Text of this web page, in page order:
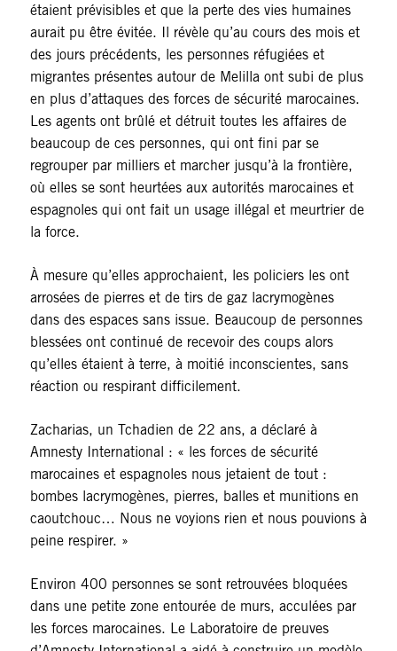
étaient prévisibles et que la perte des vies humaines
aurait pu être évitée. Il révèle qu’au cours des mois et
des jours précédents, les personnes réfugiées et
migrantes présentes autour de Melilla ont subi de plus
en plus d’attaques des forces de sécurité marocaines.
Les agents ont brûlé et détruit toutes les affaires de
beaucoup de ces personnes, qui ont fini par se
regrouper par milliers et marcher jusqu’à la frontière,
où elles se sont heurtées aux autorités marocaines et
espagnoles qui ont fait un usage illégal et meurtrier de
la force.
À mesure qu’elles approchaient, les policiers les ont
arrosées de pierres et de tirs de gaz lacrymogènes
dans des espaces sans issue. Beaucoup de personnes
blessées ont continué de recevoir des coups alors
qu’elles étaient à terre, à moitié inconscientes, sans
réaction ou respirant difficilement.
Zacharias, un Tchadien de 22 ans, a déclaré à
Amnesty International : « les forces de sécurité
marocaines et espagnoles nous jetaient de tout :
bombes lacrymogènes, pierres, balles et munitions en
caoutchouc… Nous ne voyions rien et nous pouvions à
peine respirer. »
Environ 400 personnes se sont retrouvées bloquées
dans une petite zone entourée de murs, acculées par
les forces marocaines. Le Laboratoire de preuves